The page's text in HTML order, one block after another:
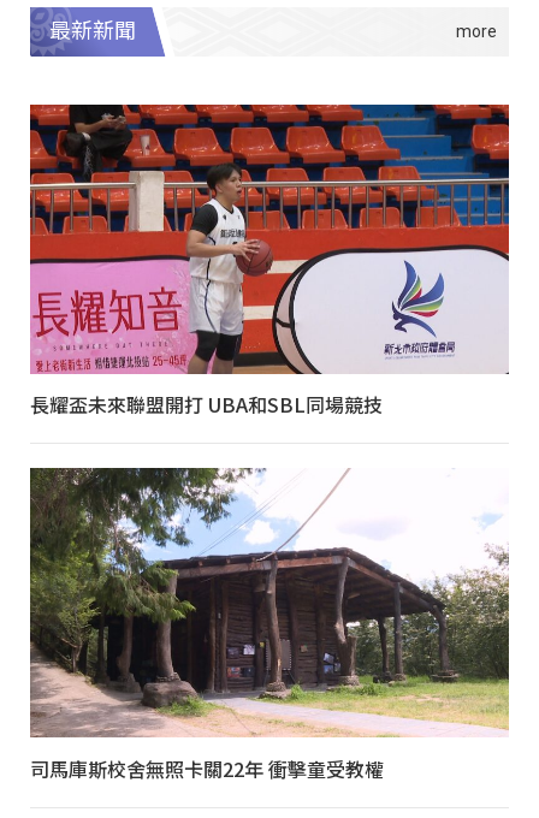
最新新聞
長耀盃未來聯盟開打 UBA和SBL同場競技
司馬庫斯校舍無照卡關22年 衝擊童受教權